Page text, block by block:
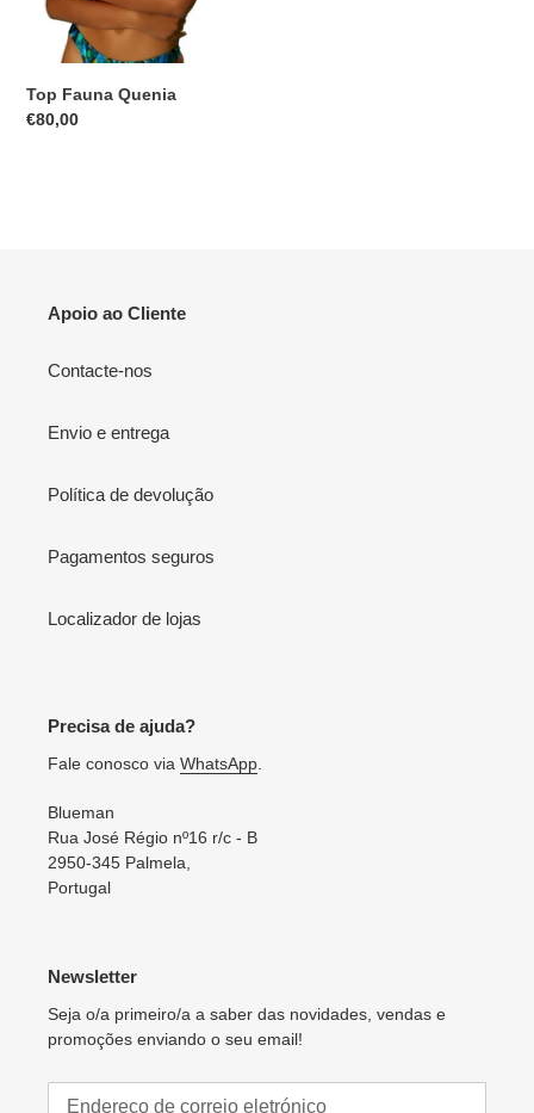
Top Fauna Quenia
Preço
€80,00
Apoio ao Cliente
Contacte-nos
Envio e entrega
Política de devolução
Pagamentos seguros
Localizador de lojas
Precisa de ajuda?
Fale conosco via WhatsApp.
Blueman
Rua José Régio nº16 r/c - B
2950-345 Palmela,
Portugal
Newsletter
Seja o/a primeiro/a a saber das novidades, vendas e
promoções enviando o seu email!